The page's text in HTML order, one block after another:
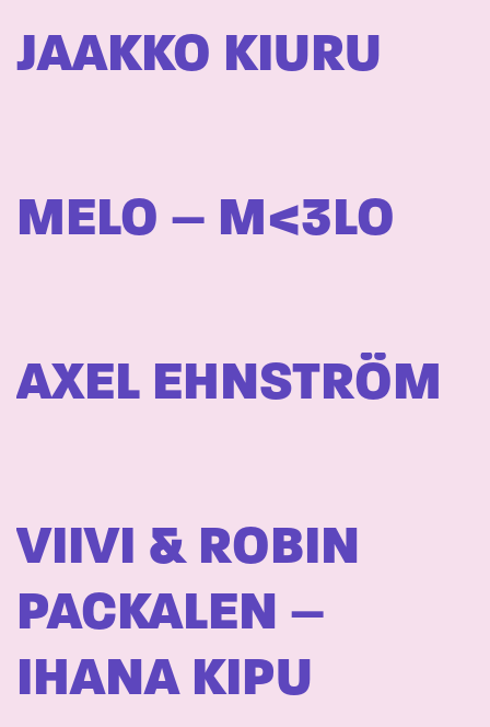
JAAKKO KIURU
MELO – M<3LO
AXEL EHNSTRÖM
VIIVI & ROBIN
PACKALEN –
IHANA KIPU